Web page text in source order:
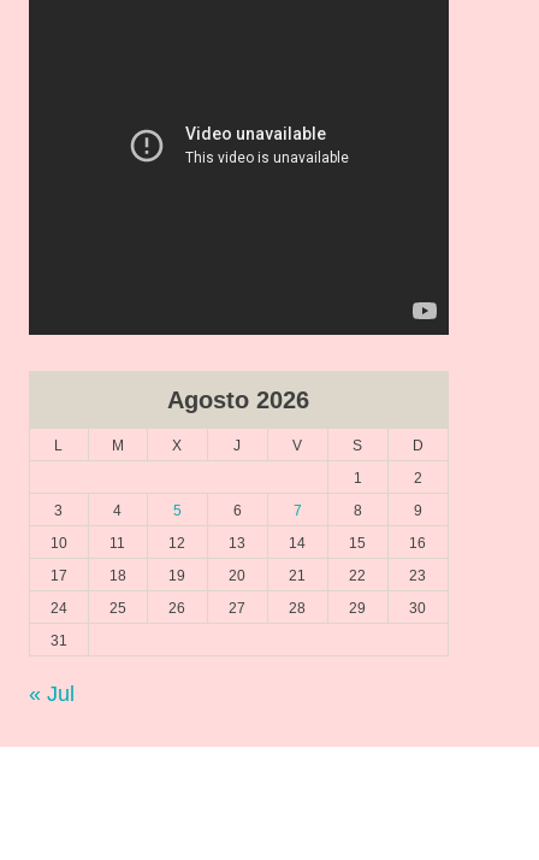
Agosto 2026
L M X J V S
D
1
2
3
4 5 6 7 8
9
10
11 12 13 14 15
16
17
18 19 20 21 22
23
24
25 26 27 28 29
30
31
« Jul